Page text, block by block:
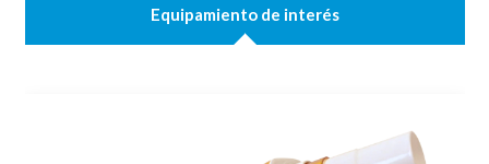
Equipamiento de interés